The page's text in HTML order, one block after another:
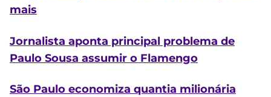
mais
Jornalista aponta principal problema de
Paulo Sousa assumir o Flamengo
São Paulo economiza quantia milionária